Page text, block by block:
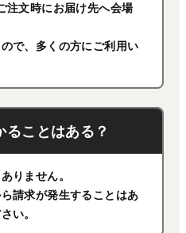
注文時にお届け先へ会場
で、多くの方にご利用い
ることはある？
りません。
請求が発生することはあ
い。